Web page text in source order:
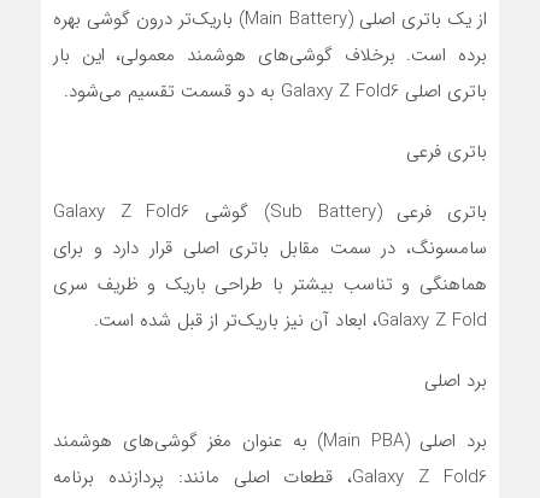
از یک باتری اصلی (Main Battery) باریک‌تر درون گوشی بهره
برده است. برخلاف گوشی‌های هوشمند معمولی، این بار
باتری اصلی Galaxy Z Fold6 به دو قسمت تقسیم می‌شود.
باتری فرعی
باتری فرعی (Sub Battery) گوشی Galaxy Z Fold6
سامسونگ، در سمت مقابل باتری اصلی قرار دارد و برای
هماهنگی و تناسب بیشتر با طراحی باریک و ظریف سری
Galaxy Z Fold، ابعاد آن نیز باریک‌تر از قبل شده است.
برد اصلی
برد اصلی (Main PBA) به عنوان مغز گوشی‌های هوشمند
Galaxy Z Fold6، قطعات اصلی مانند: پردازنده برنامه